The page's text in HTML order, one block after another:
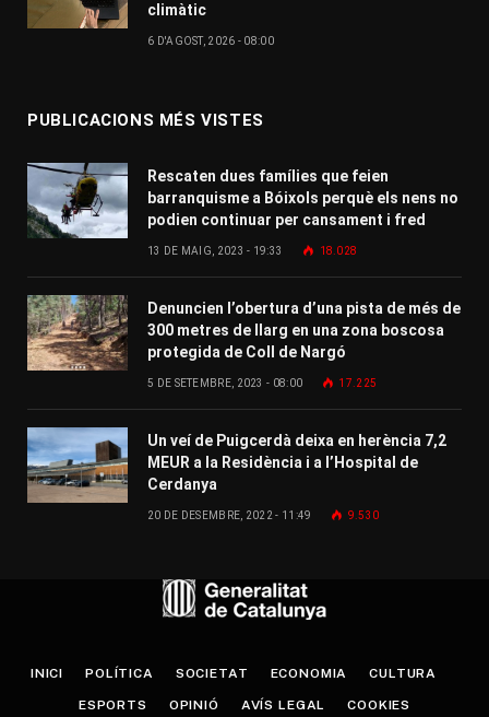
climàtic
6 D'AGOST, 2026 - 08:00
PUBLICACIONS MÉS VISTES
Rescaten dues famílies que feien
barranquisme a Bóixols perquè els nens no
podien continuar per cansament i fred
13 DE MAIG, 2023 - 19:33 18.028
Denuncien l’obertura d’una pista de més de
300 metres de llarg en una zona boscosa
protegida de Coll de Nargó
5 DE SETEMBRE, 2023 - 08:00 17.225
Un veí de Puigcerdà deixa en herència 7,2
MEUR a la Residència i a l’Hospital de
Cerdanya
20 DE DESEMBRE, 2022 - 11:49 9.530
INICI POLÍTICA SOCIETAT ECONOMIA CULTURA
ESPORTS OPINIÓ AVÍS LEGAL COOKIES